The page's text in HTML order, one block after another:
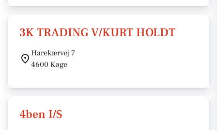
3K TRADING V/KURT HOLDT
Harekærvej 7
4600 Køge
4ben I/S